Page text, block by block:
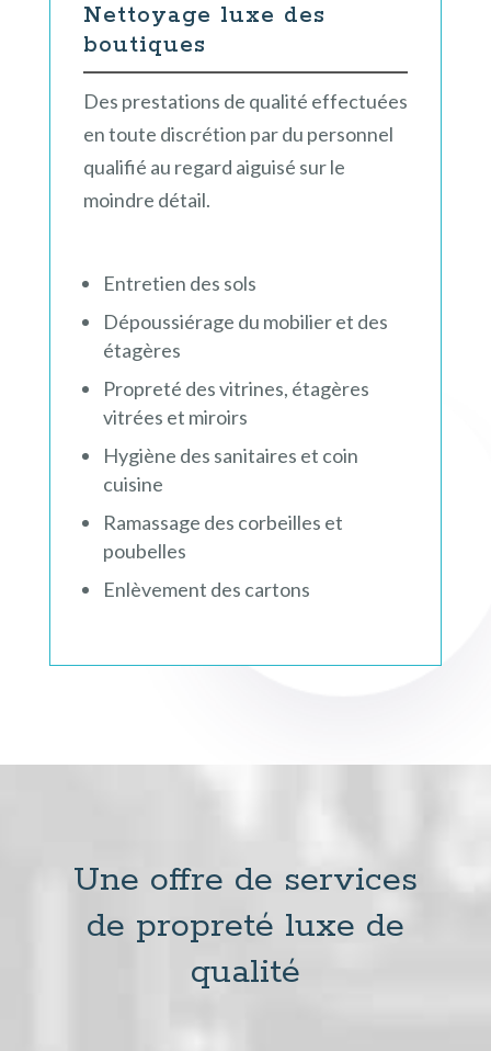
Nettoyage luxe des
boutiques
Des prestations de qualité effectuées
en toute discrétion par du personnel
qualifié au regard aiguisé sur le
moindre détail.
Entretien des sols
Dépoussiérage du mobilier et des
étagères
Propreté des vitrines, étagères
vitrées et miroirs
Hygiène des sanitaires et coin
cuisine
Ramassage des corbeilles et
poubelles
Enlèvement des cartons
Une offre de services
de propreté luxe de
qualité